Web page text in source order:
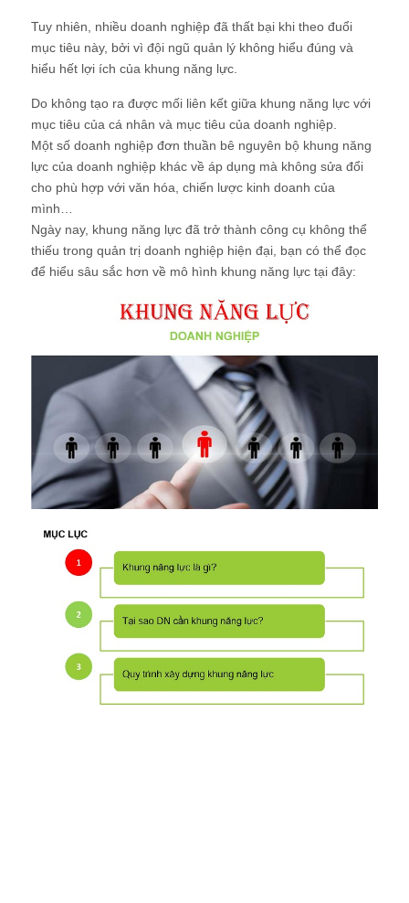
Tuy nhiên, nhiều doanh nghiệp đã thất bại khi theo đuổi
mục tiêu này, bởi vì đội ngũ quản lý không hiểu đúng và
hiểu hết lợi ích của khung năng lực.
Do không tạo ra được mối liên kết giữa khung năng lực với
mục tiêu của cá nhân và mục tiêu của doanh nghiệp.
Một số doanh nghiệp đơn thuần bê nguyên bộ khung năng
lực của doanh nghiệp khác về áp dụng mà không sửa đổi
cho phù hợp với văn hóa, chiến lược kinh doanh của
mình…
Ngày nay, khung năng lực đã trở thành công cụ không thể
thiếu trong quản trị doanh nghiệp hiện đại, bạn có thể đọc
để hiểu sâu sắc hơn về mô hình khung năng lực tại đây: